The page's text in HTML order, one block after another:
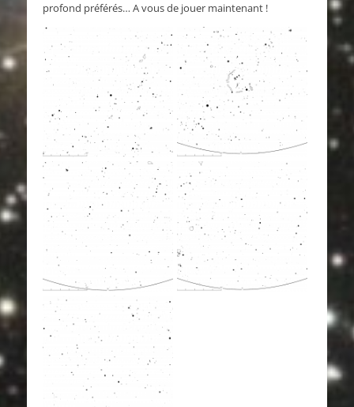
profond préférés… A vous de jouer maintenant !